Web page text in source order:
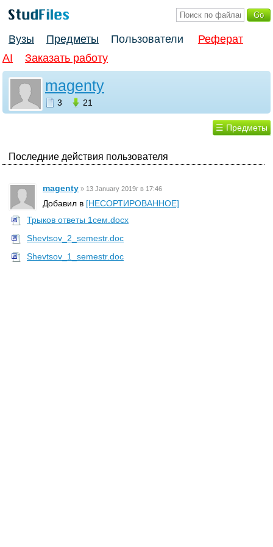
Вузы Предметы Пользователи
Реферат
AI
Заказать работу
magenty
3 21
☰ Предметы
Последние действия пользователя
magenty » 13 January 2019г в 17:46
Добавил в [НЕСОРТИРОВАННОЕ]
Трыков ответы 1сем.docx
Shevtsov_2_semestr.doc
Shevtsov_1_semestr.doc